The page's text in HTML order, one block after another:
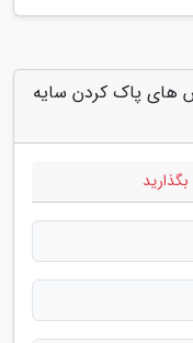
های پاک کردن سایه